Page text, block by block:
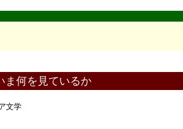
ま何を見ているか
文学